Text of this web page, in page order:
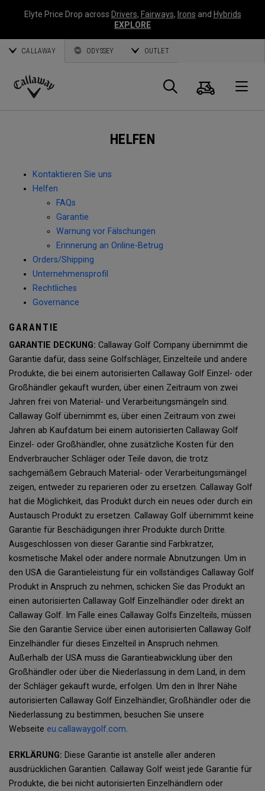
Elyte Price Drop across Drivers, Fairways, Irons and Hybrids
EXPLORE
CALLAWAY ODYSSEY OUTLET
Callaway
Suche
HELFEN
Kontaktieren Sie uns
Helfen
FAQs
Garantie
Warnung vor Fälschungen
Erinnerung an Online-Betrug
Orders/Shipping
Unternehmensprofil
Rechtliches
Governance
GARANTIE
GARANTIE DECKUNG: Callaway Golf Company übernimmt die
Garantie dafür, dass seine Golfschläger, Einzelteile und andere
Produkte, die bei einem autorisierten Callaway Golf Einzel- oder
Großhändler gekauft wurden, über einen Zeitraum von zwei
Jahren frei von Material- und Verarbeitungsmängeln sind.
Callaway Golf übernimmt es, über einen Zeitraum von zwei
Jahren ab Kaufdatum bei einem autorisierten Callaway Golf
Einzel- oder Großhändler, ohne zusätzliche Kosten für den
Endverbraucher Schläger oder Teile davon, die trotz
sachgemäßem Gebrauch Material- oder Verarbeitungsmängel
zeigen, entweder zu reparieren oder zu ersetzen. Callaway Golf
hat die Möglichkeit, das Produkt durch ein neues oder durch ein
Austausch Produkt zu ersetzen. Callaway Golf übernimmt keine
Garantie für Beschädigungen ihrer Produkte durch Dritte.
Ausgeschlossen von dieser Garantie sind Farbkratzer,
kosmetische Makel oder andere normale Abnutzungen. Um in
den USA die Garantieleistung für ein vollständiges Callaway Golf
Produkt in Anspruch zu nehmen, schicken Sie das Produkt an
einen autorisierten Callaway Golf Einzelhändler oder direkt an
Callaway Golf. Im Falle eines Callaway Golfs Einzelteils, müssen
Sie den Garantie Service über einen autorisierten Callaway Golf
Einzelhändler für dieses Einzelteil in Anspruch nehmen.
Außerhalb der USA muss die Garantieabwicklung über den
Großhändler oder über die Niederlassung in dem Land, in dem
der Schläger gekauft wurde, erfolgen. Um den in Ihrer Nähe
autorisierten Callaway Golf Einzelhändler, Großhändler oder die
Niederlassung zu bestimmen, besuchen Sie unsere
Webseite eu.callawaygolf.com.
ERKLÄRUNG: Diese Garantie ist anstelle aller anderen
ausdrücklichen Garantien. Callaway Golf weist jede Garantie für
Produkte, die bei nicht autorisierten Einzelhändlern oder